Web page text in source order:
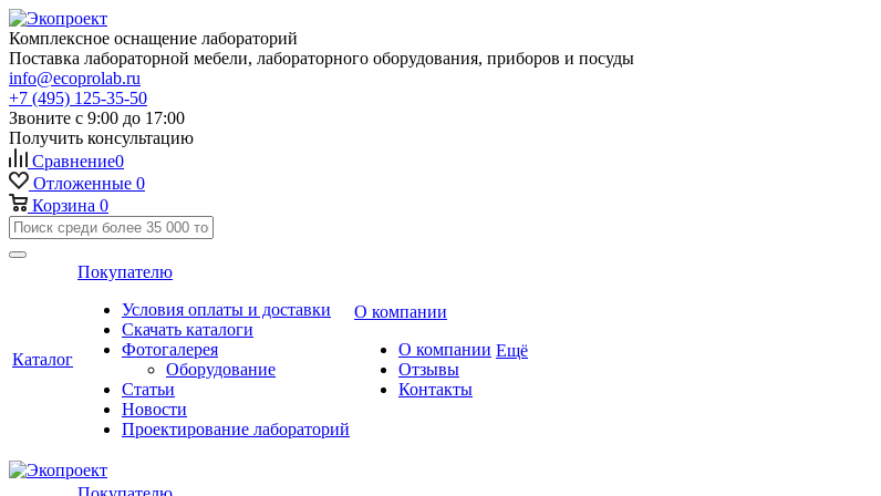
Комплексное оснащение лабораторий
Поставка лабораторной мебели, лабораторного оборудования, приборов и посуды
info@ecoprolab.ru
+7 (495) 125-35-50
Звоните с 9:00 до 17:00
Получить консультацию
Сравнение0
Отложенные 0
Корзина 0
Каталог
Покупателю
Условия оплаты и доставки
Скачать каталоги
Фотогалерея
Оборудование
Статьи
Новости
Проектирование лабораторий
О компании
О компании
Отзывы
Контакты
Ещё